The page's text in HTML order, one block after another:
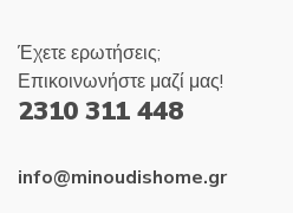
Έχετε ερωτήσεις;
Επικοινωνήστε μαζί μας!
2310 311 448
info@minoudishome.gr